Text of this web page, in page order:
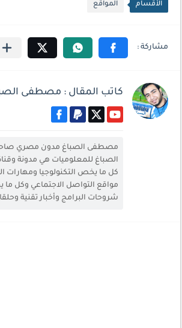
الأقسام المواقع
كاتب المقال : مصطفى
مصطفى الصباغ مدون مصري
الصباغ للمعلوميات هي مدونة
كل ما يخص التكنولوجيا ومهارات
مواقع التواصل الاجتماعي وكل ما
شروحات البرامج وأخبار تقنية